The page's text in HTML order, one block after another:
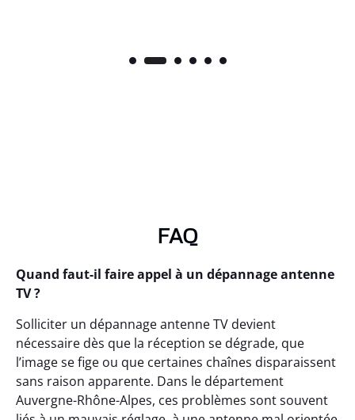
FAQ
Quand faut-il faire appel à un dépannage antenne
TV ?
Solliciter un dépannage antenne TV devient
nécessaire dès que la réception se dégrade, que
l’image se fige ou que certaines chaînes disparaissent
sans raison apparente. Dans le département
Auvergne-Rhône-Alpes, ces problèmes sont souvent